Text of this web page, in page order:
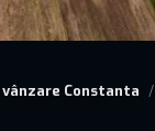
Constanta